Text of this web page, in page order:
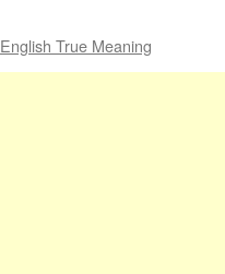
English True Meaning